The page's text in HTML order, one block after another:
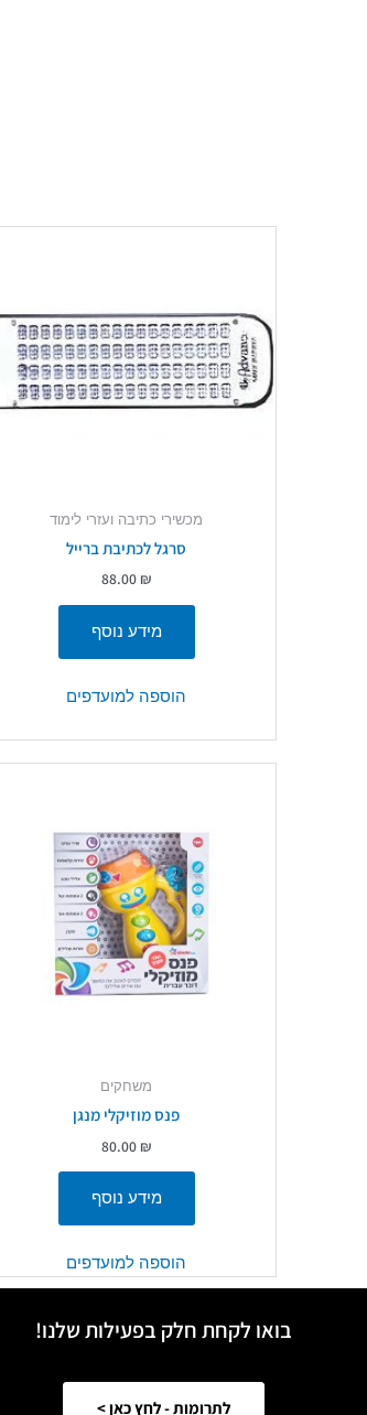
מכשירי כתיבה ועזרי לימוד
סרגל לכתיבת ברייל
88.00 ₪
מידע נוסף
הוספה למועדפים
משחקים
פנס מוזיקלי מנגן
80.00 ₪
מידע נוסף
הוספה למועדפים
בואו לקחת חלק בפעילות שלנו!
לתרומות - לחץ כאן >